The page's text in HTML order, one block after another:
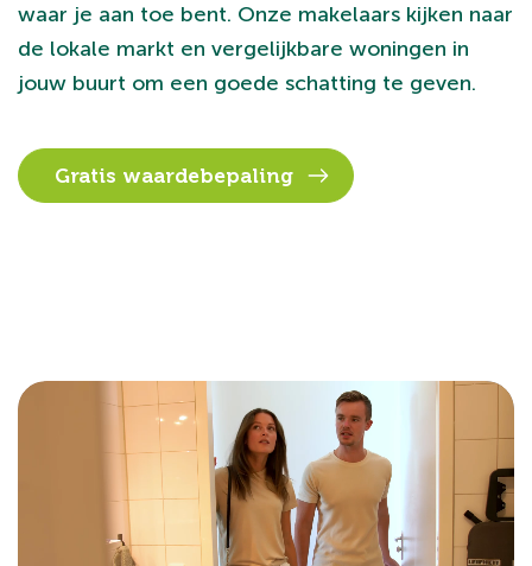
waar je aan toe bent. Onze makelaars kijken naar
de lokale markt en vergelijkbare woningen in
jouw buurt om een goede schatting te geven.
Gratis waardebepaling